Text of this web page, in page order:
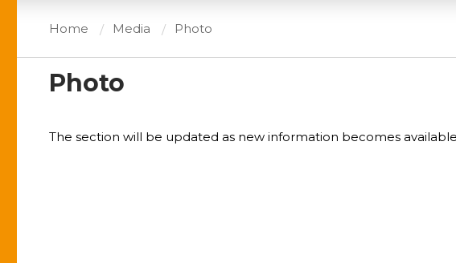
Home Media Photo
Photo
The section will be updated as new information becomes